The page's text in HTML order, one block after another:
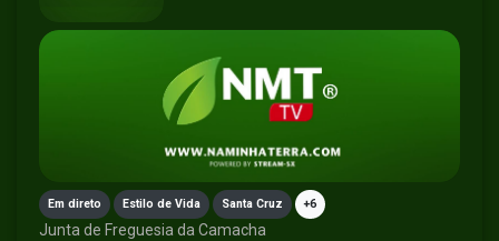
Em direto Estilo de Vida Santa Cruz +6
Junta de Freguesia da Camacha